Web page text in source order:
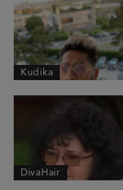
Kudika
DivaHair